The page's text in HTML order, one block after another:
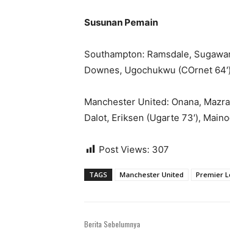
Susunan Pemain
Southampton: Ramsdale,
Downes, Ugochukwu (COrnet
Manchester United: Onana,
Dalot, Eriksen (Ugarte 73′),
Post Views: 307
TAGS Manchester United Premier
Berita Sebelumnya